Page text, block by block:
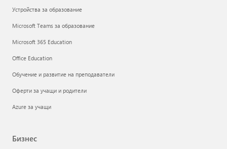
Устройства за образование
Microsoft Teams за образование
Microsoft 365 Education
Office Education
Обучение и развитие на преподаватели
Оферти за учащи и родители
Azure за учащи
Бизнес